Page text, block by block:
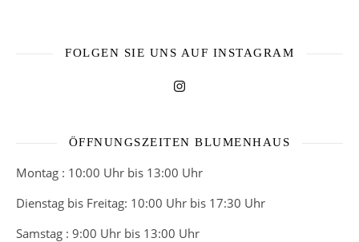
FOLGEN SIE UNS AUF INSTAGRAM
ÖFFNUNGSZEITEN BLUMENHAUS
Montag : 10:00 Uhr bis 13:00 Uhr
Dienstag bis Freitag: 10:00 Uhr bis 17:30 Uhr
Samstag : 9:00 Uhr bis 13:00 Uhr